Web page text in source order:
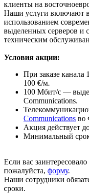
клиенты на
Наши услуги включают
использованием
выделенных серверов и
техническим
Условия акции:
При заказе
100 €/м.
100 Мбит/с —
Communications.
Communications во
Акция действует
Минимальный
Если вас
пожалуйста, форму.
Наши сотрудники
сроки.